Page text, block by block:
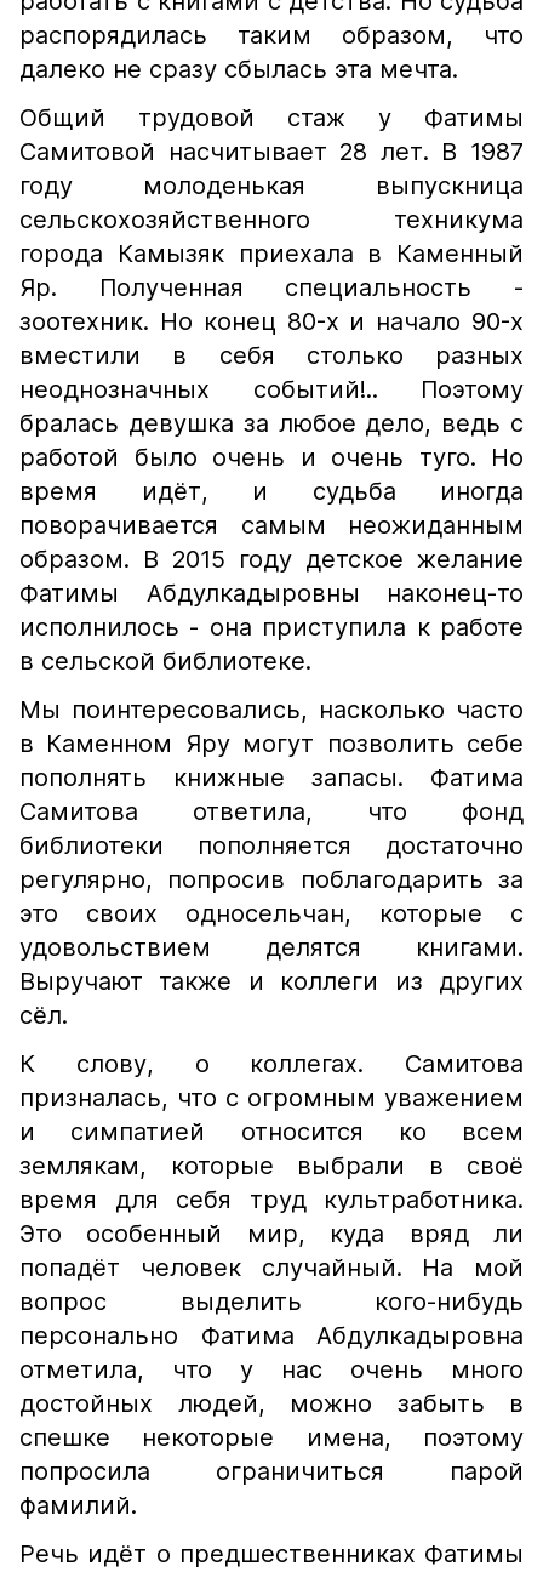
распорядилась таким образом, что
далеко не сразу сбылась эта мечта.
Общий трудовой стаж у Фатимы
Самитовой насчитывает 28 лет. В 1987
году молоденькая выпускница
сельскохозяйственного техникума
города Камызяк приехала в Каменный
Яр. Полученная специальность -
зоотехник. Но конец 80-х и начало 90-х
вместили в себя столько разных
неоднозначных событий!.. Поэтому
бралась девушка за любое дело, ведь с
работой было очень и очень туго. Но
время идёт, и судьба иногда
поворачивается самым неожиданным
образом. В 2015 году детское желание
Фатимы Абдулкадыровны наконец-то
исполнилось - она приступила к работе
в сельской библиотеке.
Мы поинтересовались, насколько часто
в Каменном Яру могут позволить себе
пополнять книжные запасы. Фатима
Самитова ответила, что фонд
библиотеки пополняется достаточно
регулярно, попросив поблагодарить за
это своих односельчан, которые с
удовольствием делятся книгами.
Выручают также и коллеги из других
сёл.
К слову, о коллегах. Самитова
призналась, что с огромным уважением
и симпатией относится ко всем
землякам, которые выбрали в своё
время для себя труд культработника.
Это особенный мир, куда вряд ли
попадёт человек случайный. На мой
вопрос выделить кого-нибудь
персонально Фатима Абдулкадыровна
отметила, что у нас очень много
достойных людей, можно забыть в
спешке некоторые имена, поэтому
попросила ограничиться парой
фамилий.
Речь идёт о предшественниках Фатимы